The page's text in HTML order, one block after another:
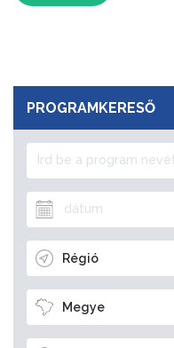
PROGRAMKERESŐ
Régió
Megye